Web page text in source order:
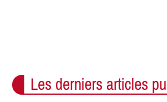
Les derniers articles